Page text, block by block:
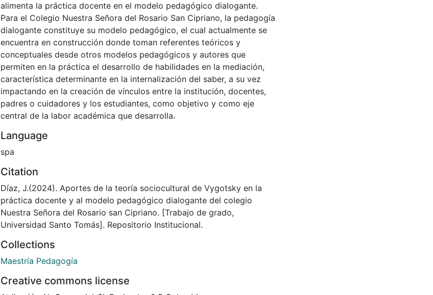
alimenta la práctica docente en el modelo pedagógico dialogante.
Para el Colegio Nuestra Señora del Rosario San Cipriano, la pedagogía
dialogante constituye su modelo pedagógico, el cual actualmente se
encuentra en construcción donde toman referentes teóricos y
conceptuales desde otros modelos pedagógicos y autores que
permiten en la práctica el desarrollo de habilidades en la mediación,
característica determinante en la internalización del saber, a su vez
impactando en la creación de vínculos entre la institución, docentes,
padres o cuidadores y los estudiantes, como objetivo y como eje
central de la labor académica que desarrolla.
Language
spa
Citation
Díaz, J.(2024). Aportes de la teoría sociocultural de Vygotsky en la
práctica docente y al modelo pedagógico dialogante del colegio
Nuestra Señora del Rosario san Cipriano. [Trabajo de grado,
Universidad Santo Tomás]. Repositorio Institucional.
Collections
Maestría Pedagogía
Creative commons license